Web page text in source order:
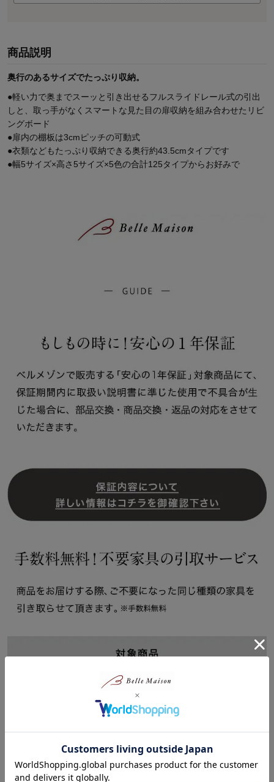
商品説明
奥行のあるサイズでたっぷり収納。
●軽い力で奥までスーッと引き出せるフルスライドレール式の引出
しと、取っ手がなくスマートな見た目の扉収納を組み合わせたリビ
ングボード
●扉内の棚板は3cmピッチの可動式
●衣類などもたっぷり収納できる奥行約43.5cmタイプです
●幅5サイズ×高さ5サイズ×5色の合計125タイプからお好みで